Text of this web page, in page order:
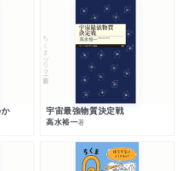
ちくまプリマー新書
宇宙最強物質決定戦
高水裕一著